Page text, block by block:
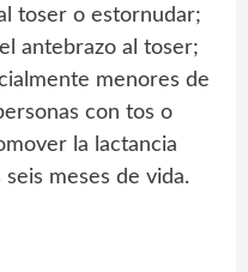
toser o estornudar;
antebrazo al toser;
menores de
con tos o
la lactancia
meses de vida.